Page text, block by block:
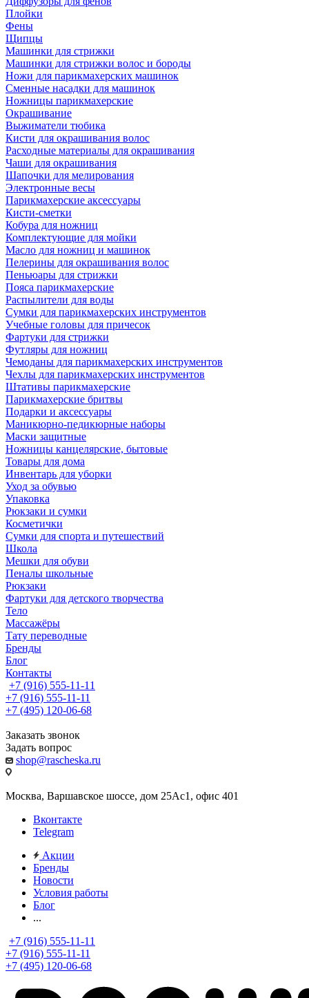
Плойки
Фены
Щипцы
Машинки для стрижки
Машинки для стрижки волос и бороды
Ножи для парикмахерских машинок
Сменные насадки для машинок
Ножницы парикмахерские
Окрашивание
Выжиматели тюбика
Кисти для окрашивания волос
Расходные материалы для окрашивания
Чаши для окрашивания
Шапочки для мелирования
Электронные весы
Парикмахерские аксессуары
Кисти-сметки
Кобура для ножниц
Комплектующие для мойки
Масло для ножниц и машинок
Пелерины для окрашивания волос
Пеньюары для стрижки
Пояса парикмахерские
Распылители для воды
Сумки для парикмахерских инструментов
Учебные головы для причесок
Фартуки для стрижки
Футляры для ножниц
Чемоданы для парикмахерских инструментов
Чехлы для парикмахерских инструментов
Штативы парикмахерские
Парикмахерские бритвы
Подарки и аксессуары
Маникюрно-педикюрные наборы
Маски защитные
Ножницы канцелярские, бытовые
Товары для дома
Инвентарь для уборки
Уход за обувью
Упаковка
Рюкзаки и сумки
Косметички
Сумки для спорта и путешествий
Школа
Мешки для обуви
Пеналы школьные
Рюкзаки
Фартуки для детского творчества
Тело
Массажёры
Тату переводные
Бренды
Блог
Контакты
+7 (916) 555-11-11
+7 (916) 555-11-11
+7 (495) 120-06-68
Заказать звонок
Задать вопрос
shop@rascheska.ru
Москва, Варшавское шоссе, дом 25Аc1, офис 401
Вконтакте
Telegram
Акции
Бренды
Новости
Условия работы
Блог
...
+7 (916) 555-11-11
+7 (916) 555-11-11
+7 (495) 120-06-68